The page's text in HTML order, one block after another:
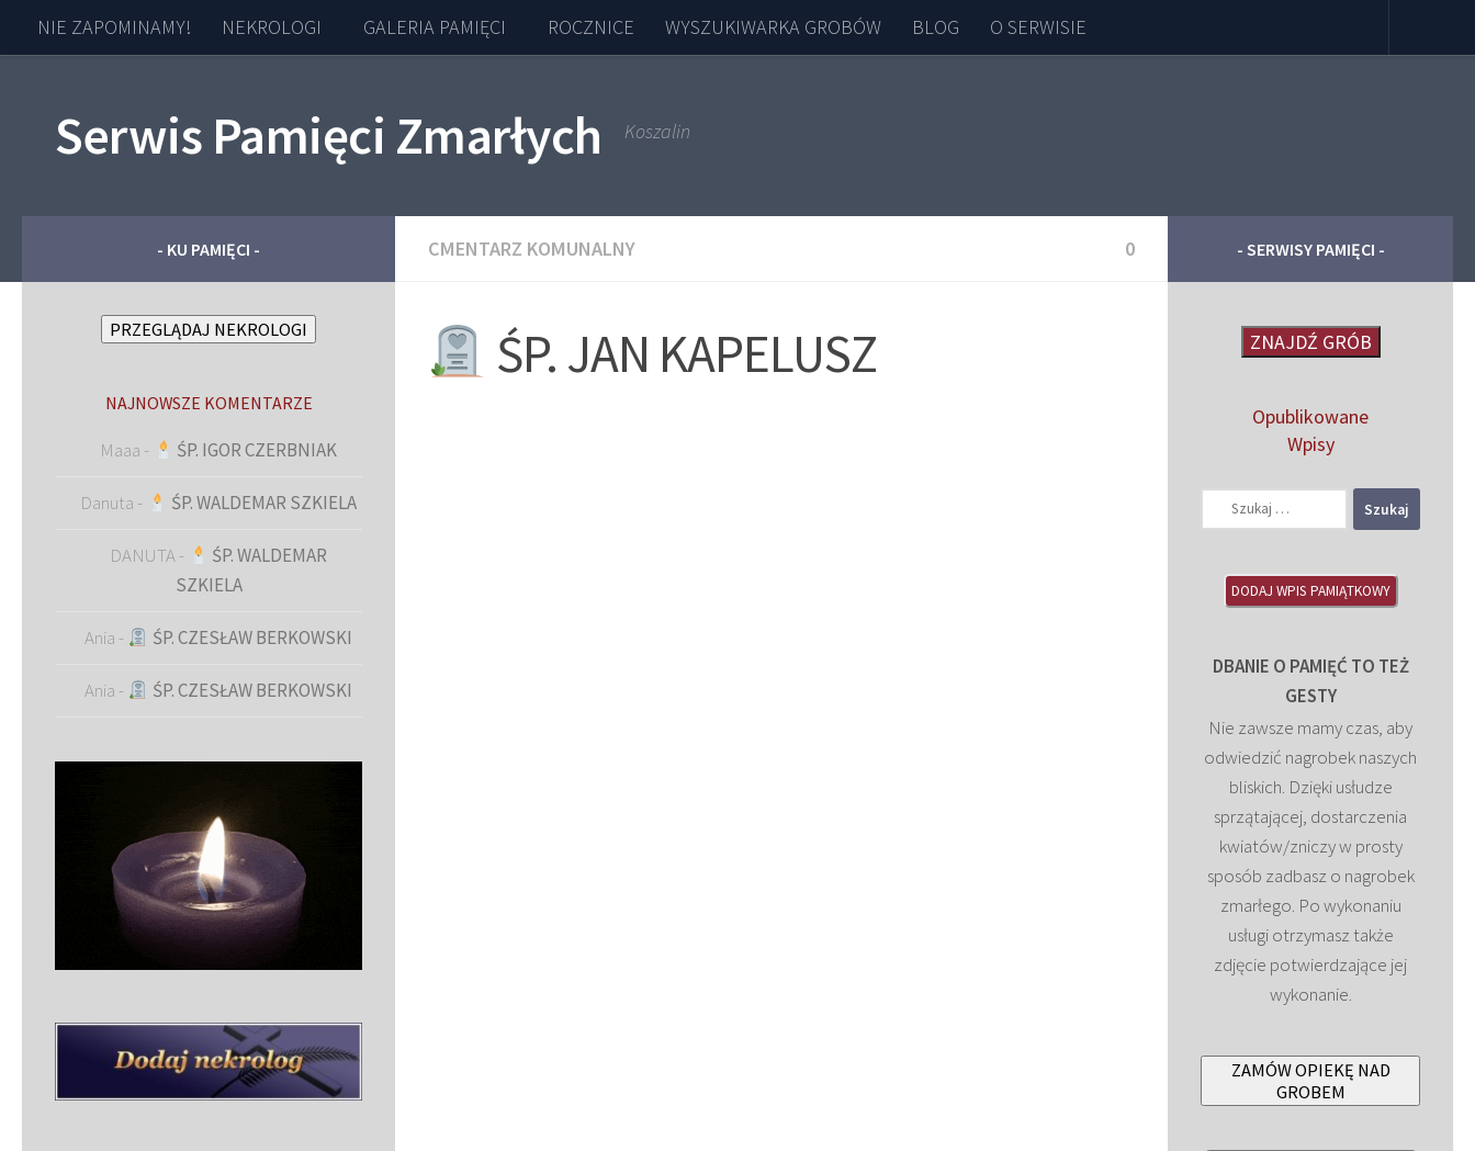
Skip to content
NIE ZAPOMINAMY! NEKROLOGI GALERIA PAMIĘCI ROCZNICE WYSZUKIWARKA GROBÓW BLOG O SERWISIE
Serwis Pamięci Zmarłych Koszalin
CMENTARZ KOMUNALNY 0
ŚP. JAN KAPELUSZ
- KU PAMIĘCI -
PRZEGLĄDAJ NEKROLOGI
NAJNOWSZE KOMENTARZE
Maaa - ŚP. IGOR CZERBNIAK
Danuta - ŚP. WALDEMAR SZKIELA
DANUTA-
ŚP. WALDEMAR
SZKIELA
Ania - ŚP. CZESŁAW BERKOWSKI
Ania - ŚP. CZESŁAW BERKOWSKI
- SERWISY PAMIĘCI -
ZNAJDŹ GRÓB
Opublikowane
Wpisy
DODAJ WPIS PAMIĄTKOWY
DBANIE O PAMIĘĆ TO TEŻ
GESTY
Nie zawsze mamy czas, aby
odwiedzić nagrobek naszych
bliskich. Dzięki usłudze
sprzątającej, dostarczenia
kwiatów/zniczy w prosty
sposób zadbasz o nagrobek
zmarłego. Po wykonaniu
usługi otrzymasz także
zdjęcie potwierdzające jej
wykonanie.
ZAMÓW OPIEKĘ NAD
GROBEM